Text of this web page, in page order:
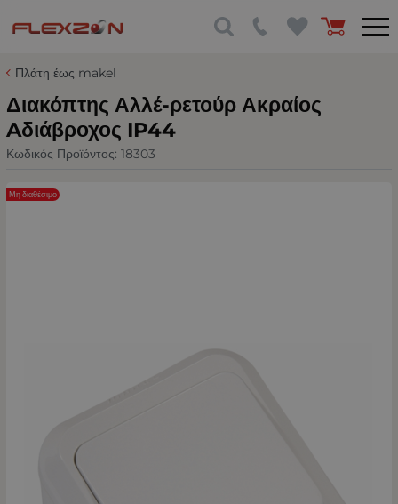
Πλάτη έως makel
Διακόπτης Αλλέ-ρετούρ Ακραίος
Aδιάβροχος IP44
Κωδικός Προϊόντος: 18303
Μη διαθέσιμο